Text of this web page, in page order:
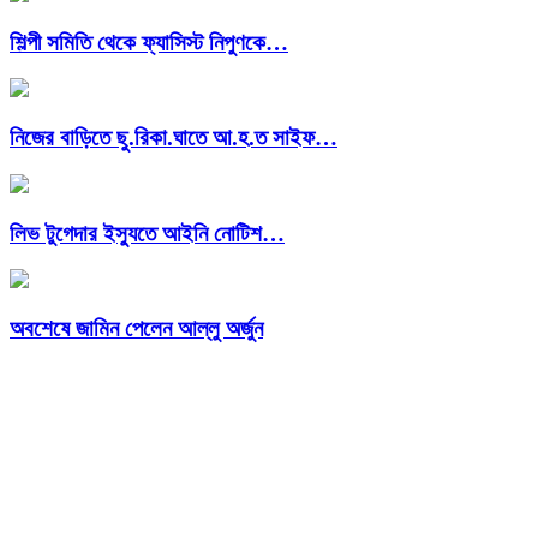
শিল্পী সমিতি থেকে ফ্যাসিস্ট নিপুণকে…
নিজের বাড়িতে ছু.রিকা.ঘাতে আ.হ.ত সাইফ…
লিভ টুগেদার ইস্যুতে আইনি নোটিশ…
অবশেষে জামিন পেলেন আল্লু অর্জুন